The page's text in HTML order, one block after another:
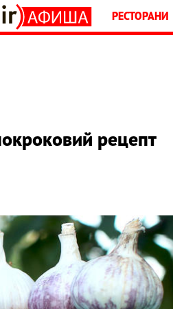
РЕСТОРАНИ
рецепт